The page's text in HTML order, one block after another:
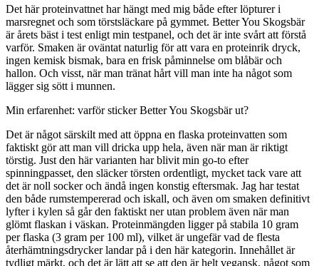
Det här proteinvattnet har hängt med mig både efter löpturer i
marsregnet och som törstsläckare på gymmet. Better You Skogsbär
är årets bäst i test enligt min testpanel, och det är inte svårt att förstå
varför. Smaken är oväntat naturlig för att vara en proteinrik dryck,
ingen kemisk bismak, bara en frisk påminnelse om blåbär och
hallon. Och visst, när man tränat hårt vill man inte ha något som
lägger sig sött i munnen.
Min erfarenhet: varför sticker Better You Skogsbär ut?
Det är något särskilt med att öppna en flaska proteinvatten som
faktiskt gör att man vill dricka upp hela, även när man är riktigt
törstig. Just den här varianten har blivit min go-to efter
spinningpasset, den släcker törsten ordentligt, mycket tack vare att
det är noll socker och ändå ingen konstig eftersmak. Jag har testat
den både rumstempererad och iskall, och även om smaken definitivt
lyfter i kylen så går den faktiskt ner utan problem även när man
glömt flaskan i väskan. Proteinmängden ligger på stabila 10 gram
per flaska (3 gram per 100 ml), vilket är ungefär vad de flesta
återhämtningsdrycker landar på i den här kategorin. Innehållet är
tydligt märkt, och det är lätt att se att den är helt vegansk, något som